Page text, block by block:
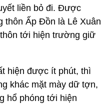
liền bỏ đi. Được
thôn Ấp Đồn là Lê Xuân
tới hiện trường giữ
hiện được ít phút, thì
khác mặt mày dữ tợn,
hổ phóng tới hiện